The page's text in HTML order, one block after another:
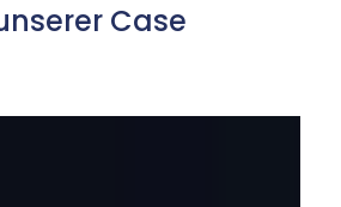
Case